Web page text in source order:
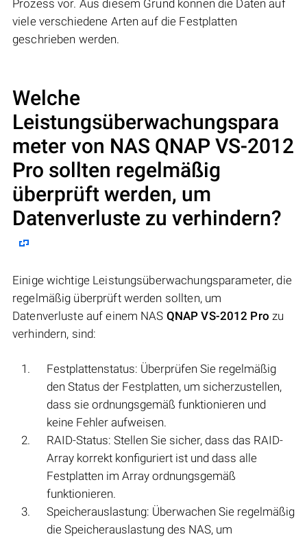
Prozess vor. Aus diesem Grund können die Daten auf
viele verschiedene Arten auf die Festplatten
geschrieben werden.
Welche
Leistungsüberwachungspara
meter von NAS QNAP VS-2012
Pro sollten regelmäßig
überprüft werden, um
Datenverluste zu verhindern?
Einige wichtige Leistungsüberwachungsparameter, die
regelmäßig überprüft werden sollten, um
Datenverluste auf einem NAS QNAP VS-2012 Pro zu
verhindern, sind:
Festplattenstatus: Überprüfen Sie regelmäßig
den Status der Festplatten, um sicherzustellen,
dass sie ordnungsgemäß funktionieren und
keine Fehler aufweisen.
RAID-Status: Stellen Sie sicher, dass das RAID-
Array korrekt konfiguriert ist und dass alle
Festplatten im Array ordnungsgemäß
funktionieren.
Speicherauslastung: Überwachen Sie regelmäßig
die Speicherauslastung des NAS, um